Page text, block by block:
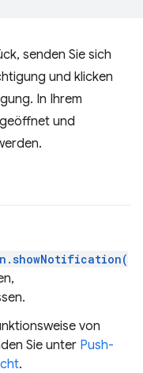
senden Sie sich
und klicken
In Ihrem
und
von
Sie unter Push-
.